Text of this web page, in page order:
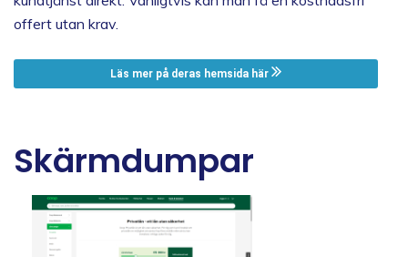
offert utan krav.
Läs mer på deras hemsida här
Skärmdumpar